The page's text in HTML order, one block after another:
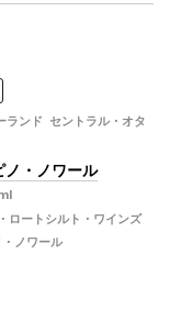
酸味のバランスが素晴
ンをたっぷりと感じ、
ラム、キノコ料理、甘
ランド セントラル・オタ
ノ・ノワール
ロートシルト・ワインズ
・ノワール